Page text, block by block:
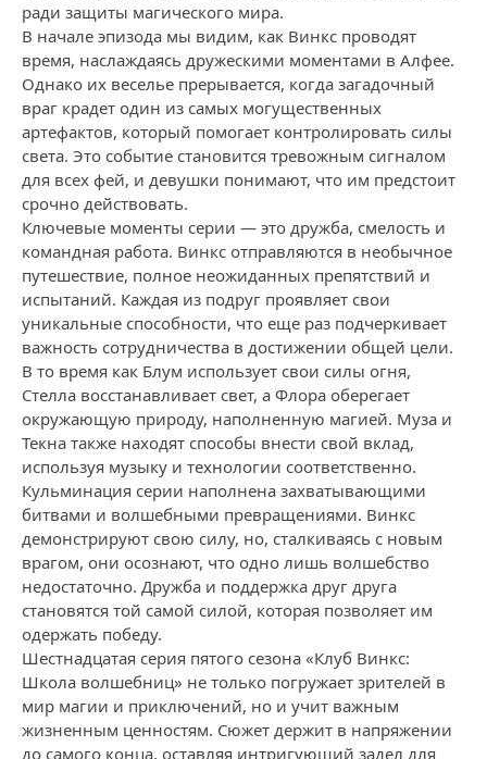
ради защиты магического мира.
В начале эпизода мы видим, как Винкс проводят
время, наслаждаясь дружескими моментами в Алфее.
Однако их веселье прерывается, когда загадочный
враг крадет один из самых могущественных
артефактов, который помогает контролировать силы
света. Это событие становится тревожным сигналом
для всех фей, и девушки понимают, что им предстоит
срочно действовать.
Ключевые моменты серии — это дружба, смелость и
командная работа. Винкс отправляются в необычное
путешествие, полное неожиданных препятствий и
испытаний. Каждая из подруг проявляет свои
уникальные способности, что еще раз подчеркивает
важность сотрудничества в достижении общей цели.
В то время как Блум использует свои силы огня,
Стелла восстанавливает свет, а Флора оберегает
окружающую природу, наполненную магией. Муза и
Текна также находят способы внести свой вклад,
используя музыку и технологии соответственно.
Кульминация серии наполнена захватывающими
битвами и волшебными превращениями. Винкс
демонстрируют свою силу, но, сталкиваясь с новым
врагом, они осознают, что одно лишь волшебство
недостаточно. Дружба и поддержка друг друга
становятся той самой силой, которая позволяет им
одержать победу.
Шестнадцатая серия пятого сезона «Клуб Винкс:
Школа волшебниц» не только погружает зрителей в
мир магии и приключений, но и учит важным
жизненным ценностям. Сюжет держит в напряжении
до самого конца, оставляя интригующий задел для